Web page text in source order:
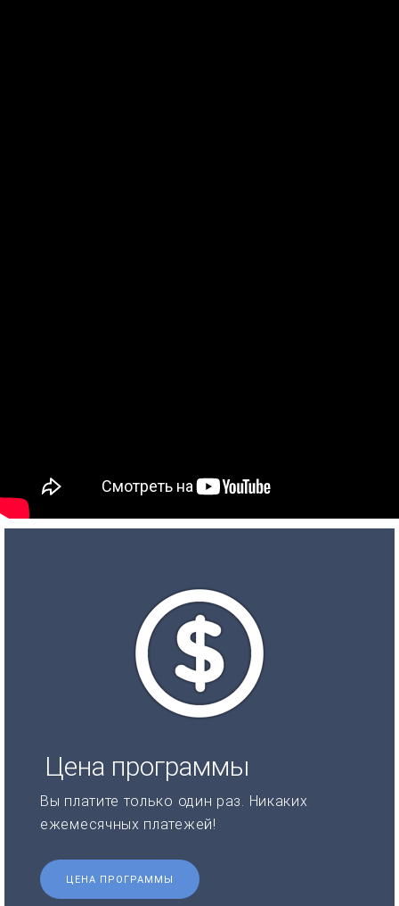
Цена программы
Вы платите только один раз. Никаких
ежемесячных платежей!
ЦЕНА ПРОГРАММЫ